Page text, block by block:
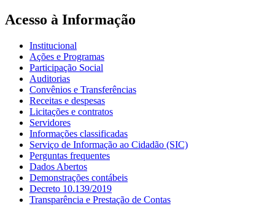
Acesso à Informação
Institucional
Ações e Programas
Participação Social
Auditorias
Convênios e Transferências
Receitas e despesas
Licitações e contratos
Servidores
Informações classificadas
Serviço de Informação ao Cidadão (SIC)
Perguntas frequentes
Dados Abertos
Demonstrações contábeis
Decreto 10.139/2019
Transparência e Prestação de Contas